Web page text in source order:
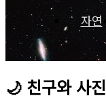
자연
🌙 친구와 사